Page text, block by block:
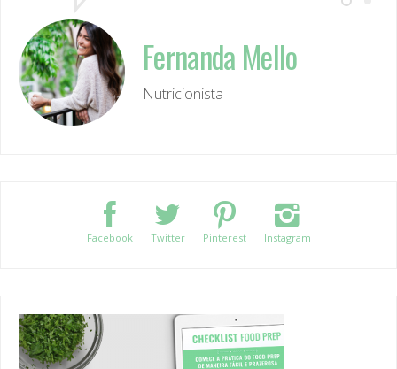
Nutricionista
Facebook Twitter Pinterest Instagram